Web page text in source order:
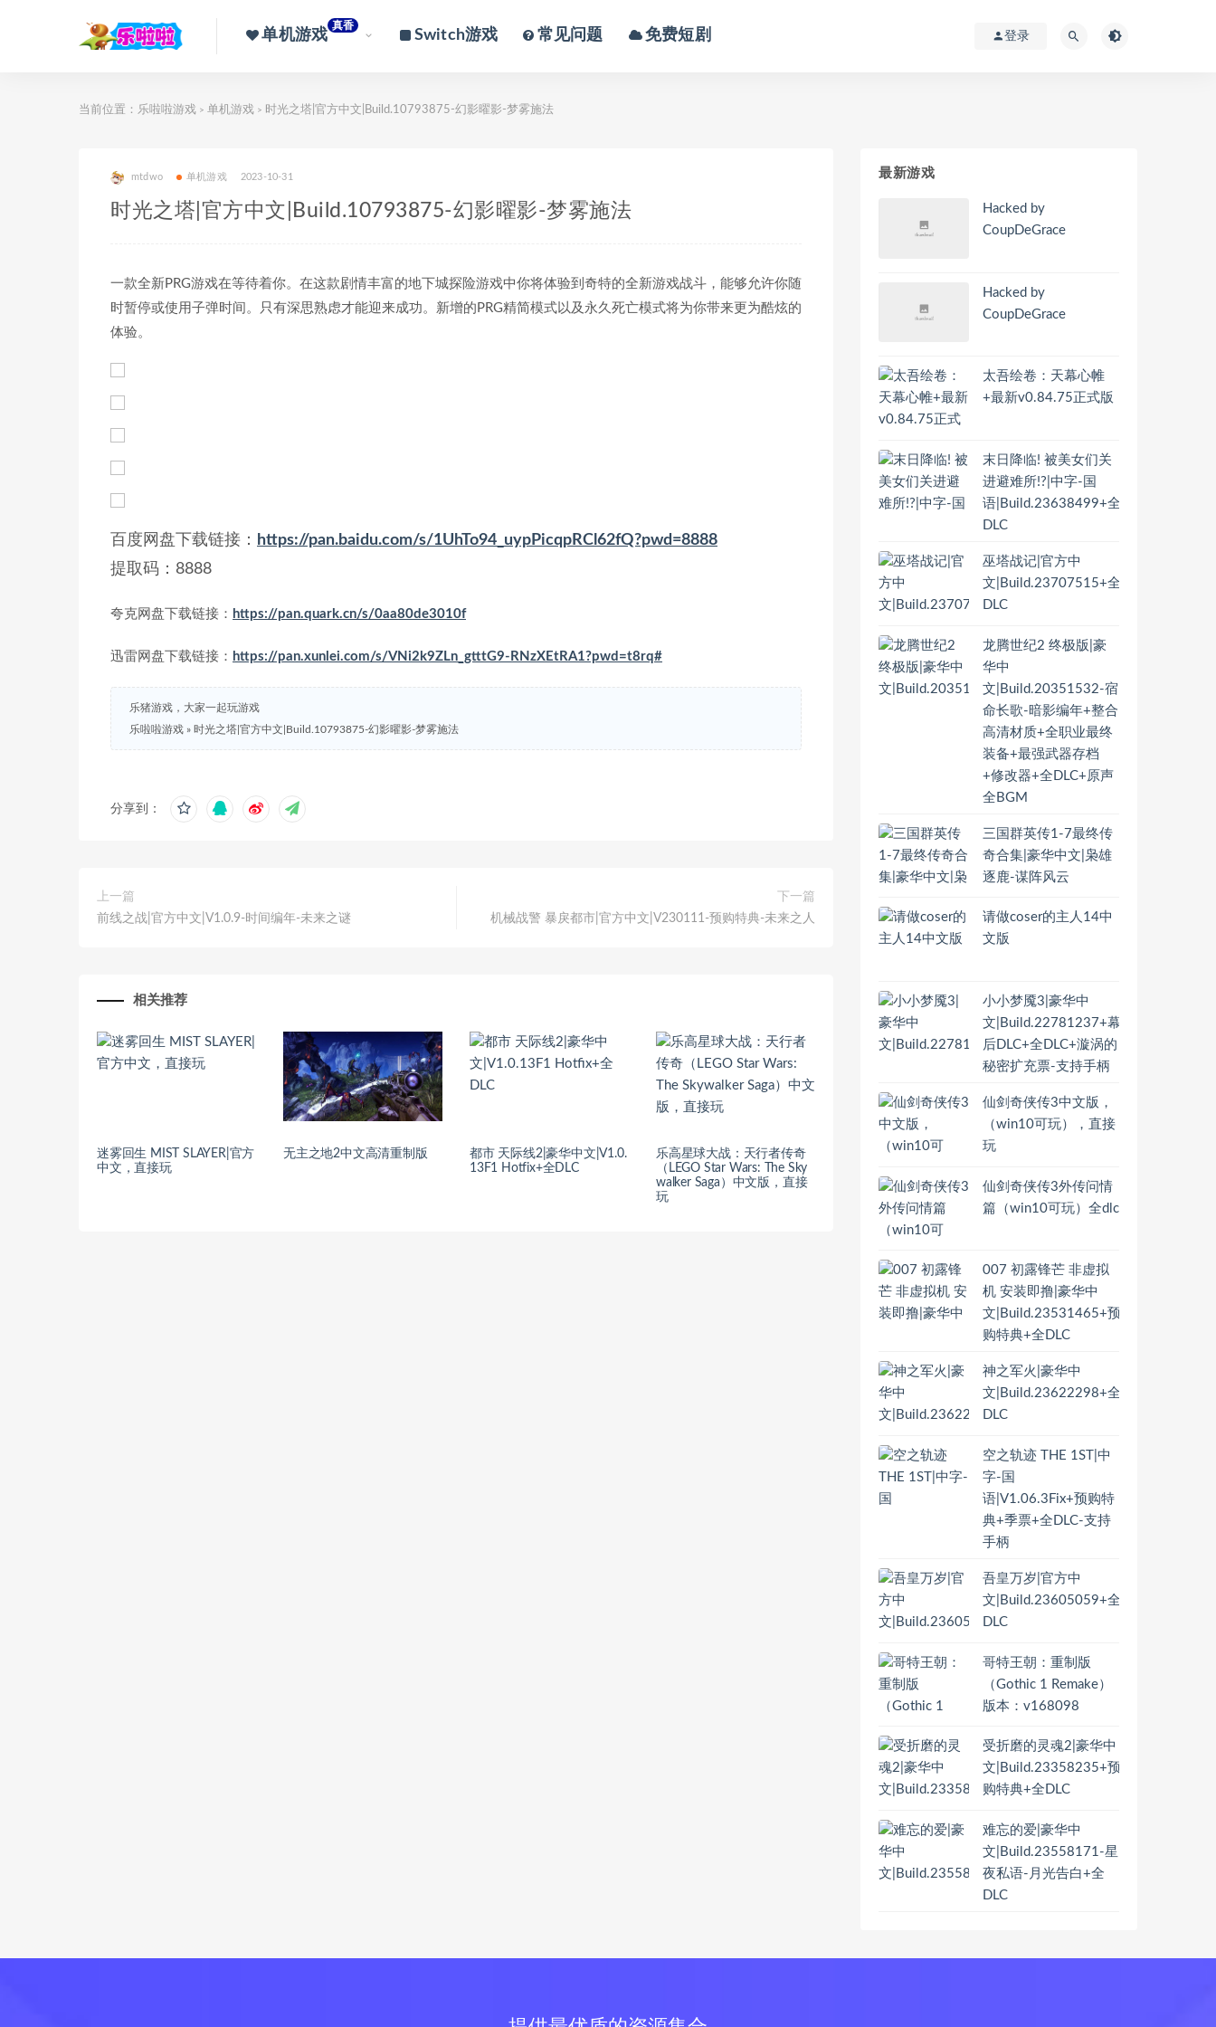
单机游戏
真香
Switch游戏 常见问题 免费短剧 登录
当前位置： 乐啦啦游戏 > 单机游戏 > 时光之塔|官方中文|Build.10793875-幻影曜影-梦雾施法
mtdwo 单机游戏 2023-10-31
时光之塔|官方中文|Build.10793875-幻影曜影-梦雾施法
一款全新PRG游戏在等待着你。在这款剧情丰富的地下城探险游戏中你将体验到奇特的全新游戏战斗，能够允许你随
时暂停或使用子弹时间。只有深思熟虑才能迎来成功。新增的PRG精简模式以及永久死亡模式将为你带来更为酷炫的
体验。
百度网盘下载链接：
https://pan.baidu.com/s/1UhTo94_uypPicqpRCl62fQ?pwd=8888
提取码：8888
夸克网盘下载链接： https://pan.quark.cn/s/0aa80de3010f
迅雷网盘下载链接： https://pan.xunlei.com/s/VNi2k9ZLn_gtttG9-RNzXEtRA1?pwd=t8rq#
乐猪游戏，大家一起玩游戏
乐啦啦游戏 » 时光之塔|官方中文|Build.10793875-幻影曜影-梦雾施法
分享到：
上一篇
前线之战|官方中文|V1.0.9-时间编年-未来之谜
下一篇
机械战警 暴戾都市|官方中文|V230111-预购特典-未来之人
相关推荐
迷雾回生 MIST SLAYER|官方
中文，直接玩
无主之地2中文高清重制版
都市 天际线2|豪华中文|V1.0.
13F1 Hotfix+全DLC
乐高星球大战：天行者传奇
（LEGO Star Wars: The Sky
walker Saga）中文版，直接
玩
最新游戏
Hacked by
CoupDeGrace
Hacked by
CoupDeGrace
太吾绘卷：天幕心帷
+最新v0.84.75正式版
末日降临! 被美女们关
进避难所!?|中字-国
语|Build.23638499+全
DLC
巫塔战记|官方中
文|Build.23707515+全
DLC
龙腾世纪2 终极版|豪
华中
文|Build.20351532-宿
命长歌-暗影编年+整合
高清材质+全职业最终
装备+最强武器存档
+修改器+全DLC+原声
全BGM
三国群英传1-7最终传
奇合集|豪华中文|枭雄
逐鹿-谋阵风云
请做coser的主人14中
文版
小小梦魇3|豪华中
文|Build.22781237+幕
后DLC+全DLC+漩涡的
秘密扩充票-支持手柄
仙剑奇侠传3中文版，
（win10可玩），直接
玩
仙剑奇侠传3外传问情
篇（win10可玩）全dlc
007 初露锋芒 非虚拟
机 安装即撸|豪华中
文|Build.23531465+预
购特典+全DLC
神之军火|豪华中
文|Build.23622298+全
DLC
空之轨迹 THE 1ST|中
字-国
语|V1.06.3Fix+预购特
典+季票+全DLC-支持
手柄
吾皇万岁|官方中
文|Build.23605059+全
DLC
哥特王朝：重制版
（Gothic 1 Remake）
版本：v168098
受折磨的灵魂2|豪华中
文|Build.23358235+预
购特典+全DLC
难忘的爱|豪华中
文|Build.23558171-星
夜私语-月光告白+全
DLC